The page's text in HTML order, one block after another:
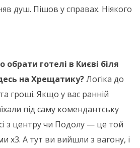
душ. Пішов у справах. Ніякого
обрати готелі в Києві біля
на Хрещатику?Логіка до
гроші. Якщо у вас ранній
під саму комендантську
з центру чи Подолу — це той
х3. А тут ви вийшли з вагону, і